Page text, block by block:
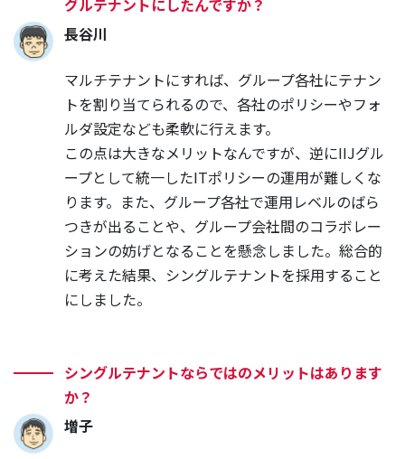
長谷川
マルチテナントにすれば、グループ各社にテナン
トを割り当てられるので、各社のポリシーやフォ
ルダ設定なども柔軟に行えます。
この点は大きなメリットなんですが、逆にIIJグル
ープとして統一したITポリシーの運用が難しくな
ります。また、グループ各社で運用レベルのばら
つきが出ることや、グループ会社間のコラボレー
ションの妨げとなることを懸念しました。総合的
に考えた結果、シングルテナントを採用すること
にしました。
シングルテナントならではのメリットはあります
か？
増子